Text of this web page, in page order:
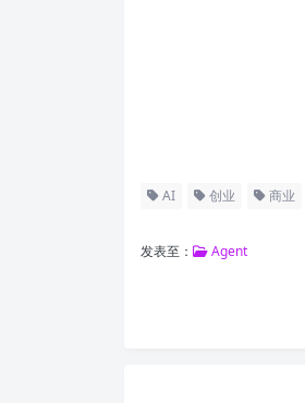
AI 创业 商业
发表至： Agent